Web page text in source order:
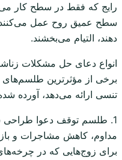
رایج که فقط در سطح کار
سطح عمیق روح عمل می‌کنند
دهند، التیام می‌بخشند.
انواع دعای حل مشکلات
برخی از مؤثرترین
تنسی ارائه می‌دهد، آورده
1. طلسم توقف دعوا طراحی
مداوم، کاهش مشاجرات و
برای زوج‌هایی که در